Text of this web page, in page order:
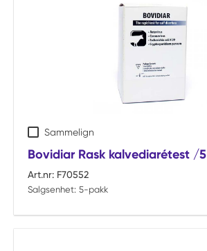
Sammelign
Bovidiar Rask kalvediarétest /5
Art.nr: F70552
Salgsenhet: 5-pakk